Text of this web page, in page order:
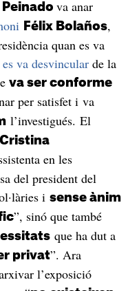
va anar
Félix Bolaños,
quan es va
es va desvincularde la
va ser conforme
per satisfet i va
l’investigués. El
Cristina
en les
del president del
i sense ànim
”, sinó que també
que ha dut a
privat”. Ara
l’exposició